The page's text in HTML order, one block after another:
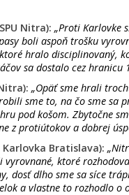
Nitra): „Proti Karlovke
boli aspoň trošku
hralo disciplinovaný,
sa dostalo cez hranicu
„Opäť sme hrali
sme to, na čo sme sa
pod košom. Zbytočne
z protiútokov a dobrej
Karlovka Bratislava):
vyrovnané, ktoré
dosť dlho sme sa síce
a vlastne to rozhodlo o